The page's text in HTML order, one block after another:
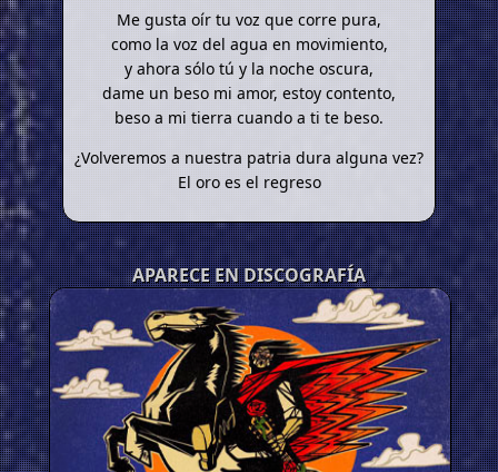
Me gusta oír tu voz que corre pura,
como la voz del agua en movimiento,
y ahora sólo tú y la noche oscura,
dame un beso mi amor, estoy contento,
beso a mi tierra cuando a ti te beso.
¿Volveremos a nuestra patria dura alguna vez?
El oro es el regreso
APARECE EN DISCOGRAFÍA